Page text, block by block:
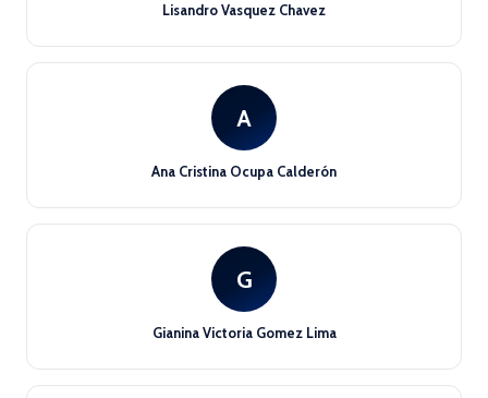
Lisandro Vasquez Chavez
A
Ana Cristina Ocupa Calderón
G
Gianina Victoria Gomez Lima